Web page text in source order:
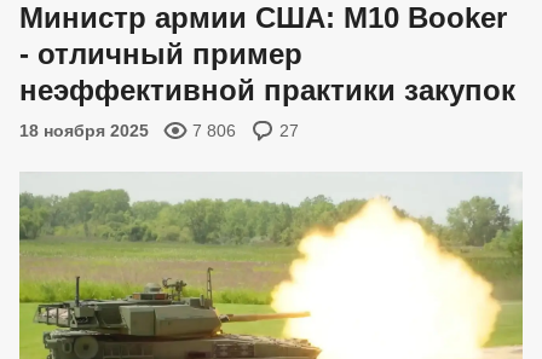
Министр армии США: M10 Booker
- отличный пример
неэффективной практики закупок
18 ноября 2025 7 806 27